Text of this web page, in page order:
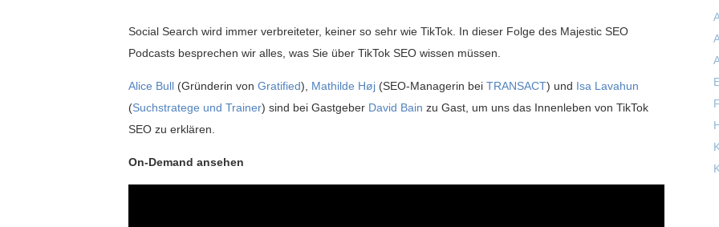
Social Search wird immer verbreiteter, keiner so sehr wie TikTok. In dieser Folge des Majestic SEO
Podcasts besprechen wir alles, was Sie über TikTok SEO wissen müssen.
Alice Bull (Gründerin von Gratified), Mathilde Høj (SEO-Managerin bei TRANSACT) und Isa Lavahun
(Suchstratege und Trainer) sind bei Gastgeber David Bain zu Gast, um uns das Innenleben von TikTok
SEO zu erklären.
On-Demand ansehen